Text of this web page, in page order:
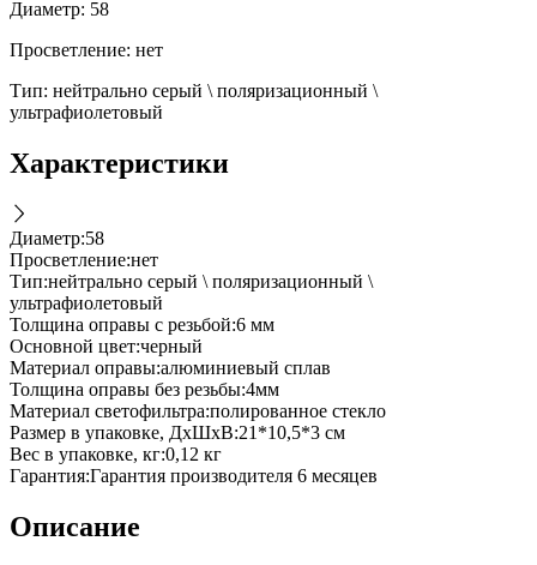
Диаметр: 58
Просветление: нет
Тип: нейтрально серый \ поляризационный \
ультрафиолетовый
Характеристики
Диаметр:58
Просветление:нет
Тип:нейтрально серый \ поляризационный \
ультрафиолетовый
Толщина оправы с резьбой:6 мм
Основной цвет:черный
Материал оправы:алюминиевый сплав
Толщина оправы без резьбы:4мм
Материал светофильтра:полированное стекло
Размер в упаковке, ДxШxВ:21*10,5*3 см
Вес в упаковке, кг:0,12 кг
Гарантия:Гарантия производителя 6 месяцев
Описание